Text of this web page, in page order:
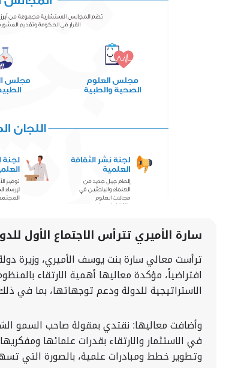
سارة الأميري تترأس الاجتماع الأول
ترأست معالي سارة بنت يوسف الأميري، وزيرة
افتراضياً، مؤكدة معاليها أهمية الارتقاء
الاستراتيجية للدولة ودعم توجهاتها، بما
وأضافت معاليها: نقتدي بمقولة صاحب السمو
في الاستثمار والارتقاء بقدرات علمائها
وتطوير خطط ومبادرات علمية، بالصورة التي